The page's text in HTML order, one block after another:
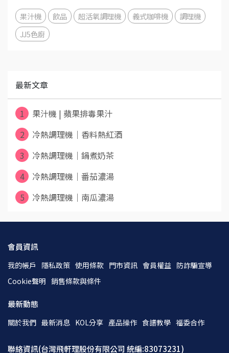
果汁機 飲品 超活氧調理機 義式咖啡機
調理機
JJ5色廚
最新文章
1
果汁機 | 蘋果排毒果汁
2
冷熱調理機｜香料熱紅酒
3
冷熱調理機｜鍋煮奶茶
4
冷熱調理機｜番茄濃湯
5
冷熱調理機｜南瓜濃湯
會員資訊
我的帳戶 隱私政策 使用條款 門市資訊 會員權益 防詐騙宣導
Cookie聲明 銷售條款與條件
最新動態
關於我們 最新消息 KOL分享 產品操作 食譜教學 福委合作
聯絡資訊(台灣飛軒理股份有限公司 統編:83073231)